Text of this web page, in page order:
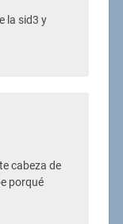
la sid3 y
cabeza de
porqué